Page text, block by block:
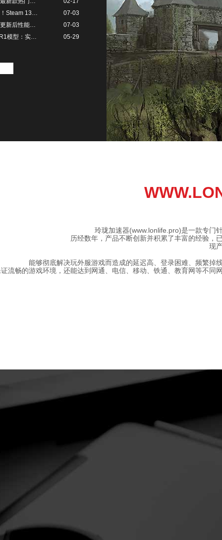
《解限机》公测炸服！Steam 13万人在线，国产机甲杀疯了
07-03
《怪物猎人：荒野》更新后性能暴跌！反作弊系统被指“榨干”PC硬件
07-03
DeepSeek宣布新版R1模型：实测编程能力达国际一线水平
05-29
玲珑加速器(www.lonlife.pro)是一款专门
历经数年，产品不断创新并积累了丰富的经验，
现
能够彻底解决玩外服游戏而造成的延迟高、登录困难、频繁掉
流畅的游戏环境，还能达到网通、电信、移动、铁通、教育网等不同